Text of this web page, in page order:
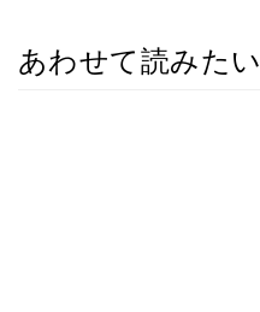
あわせて読みたい